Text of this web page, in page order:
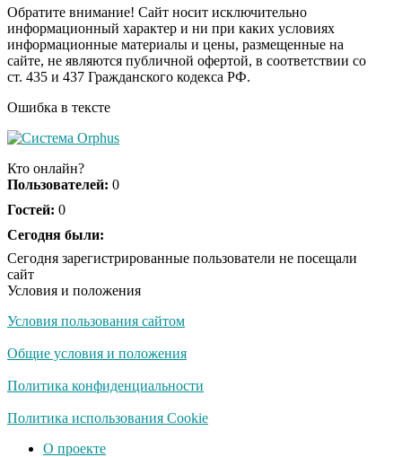
долго
i
Королева вагона
отожгла! Видео не
оставит равнодушным
США — Южной
Patriot и THAAD»
Экс-бойфренд дочери
из-за макарон
Обратите внимание! Сайт носит исключительно
информационный характер и ни при каких условиях
информационные материалы и цены, размещенные на
сайте, не являются публичной офертой, в соответствии со
ст. 435 и 437 Гражданского кодекса РФ.
Ошибка в тексте
Кто онлайн?
Пользователей: 0
Гостей: 0
Сегодня были:
Сегодня зарегистрированные пользователи не посещали
сайт
Условия и положения
Условия пользования сайтом
Общие условия и положения
Политика конфиденциальности
Политика использования Cookie
О проекте